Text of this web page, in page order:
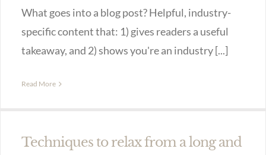
What goes into a blog post? Helpful, industry-
specific content that: 1) gives readers a useful
takeaway, and 2) shows you're an industry [...]
Read More
Techniques to relax from a long and